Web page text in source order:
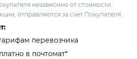
независимо от стоимости.
отправляются за счет Покупателя.
перевозчика
в почтомат*